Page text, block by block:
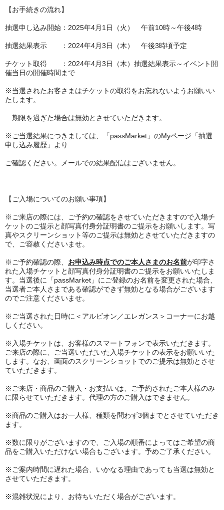
【お手続きの流れ】
抽選申し込み開始：2025年4月1日（火） 午前10時～午後4時
抽選結果表示 ：2024年4月3日（木） 午後3時頃予定
チケット取得 ：2024年4月3日（木）抽選結果表示～イベント開
催当日の開催時間まで
※当選されたお客さまはチケットの取得をお忘れないようお願いい
たします。
期限を過ぎた場合は無効とさせていただきます。
※ご当選結果につきましては、「passMarket」のMyページ「抽選
申し込み履歴」より
ご確認ください。メールでの結果配信はございません。
【ご入場についてのお願い事項】
※ご来店の際には、ご予約の確認をさせていただきますので入場チ
ケットのご提示と顔写真付身分証明書のご提示をお願いします。写
真やスクリーンショット等のご提示は無効とさせていただきますの
で、ご容赦くださいませ。
※ご予約確認の際、 お申込み時点でのご本人さまのお名前が印字さ
れた入場チケットと顔写真付身分証明書のご提示をお願いいたしま
す。当選後に「passMarket」にご登録のお名前を変更された場合、
当選者ご本人さまである確認ができず無効となる場合がございます
のでご注意くださいませ。
※ご当選された日時に＜アルビオン／エレガンス＞コーナーにお越
しください。
※入場チケットは、お客様のスマートフォンで表示いただきます。
ご来店の際に、ご当選いただいた入場チケットの表示をお願いいた
します。なお、画面のスクリーンショットでのご提示は無効とさせ
ていただきます。
※ご来店・商品のご購入・お支払いは、ご予約されたご本人様のみ
に限らせていただきます。代理の方のご購入はできません。
※商品のご購入はお一人様、種類を問わず3個までとさせていただき
ます。
※数に限りがございますので、ご入場の順番によってはご希望の商
品をご購入いただけない場合もございます。予めご了承ください。
※ご案内時間に遅れた場合、いかなる理由であっても当選は無効と
させていただきます。
※混雑状況により、お待ちいただく場合がございます。